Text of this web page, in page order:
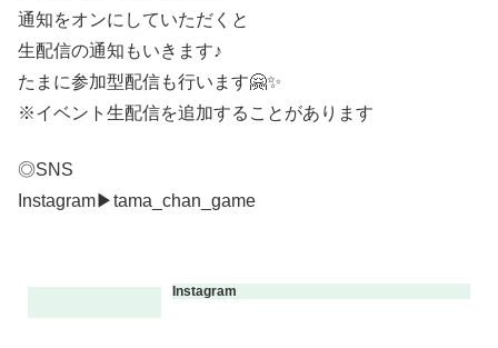
通知をオンにしていただくと
生配信の通知もいきます♪
たまに参加型配信も行います🤗✨
※イベント生配信を追加することがあります
◎SNS
Instagram▶tama_chan_game
Instagram